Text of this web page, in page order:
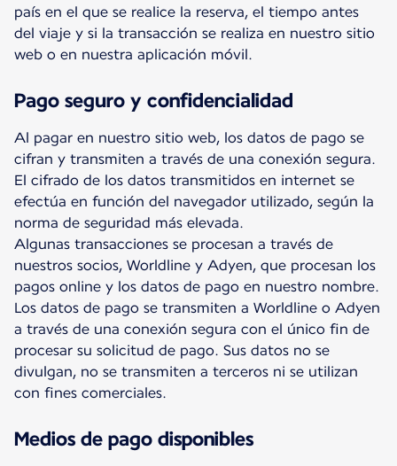
país en el que se realice la reserva, el tiempo antes
del viaje y si la transacción se realiza en nuestro sitio
web o en nuestra aplicación móvil.
Pago seguro y confidencialidad
Al pagar en nuestro sitio web, los datos de pago se
cifran y transmiten a través de una conexión segura.
El cifrado de los datos transmitidos en internet se
efectúa en función del navegador utilizado, según la
norma de seguridad más elevada.
Algunas transacciones se procesan a través de
nuestros socios, Worldline y Adyen, que procesan los
pagos online y los datos de pago en nuestro nombre.
Los datos de pago se transmiten a Worldline o Adyen
a través de una conexión segura con el único fin de
procesar su solicitud de pago. Sus datos no se
divulgan, no se transmiten a terceros ni se utilizan
con fines comerciales.
Medios de pago disponibles